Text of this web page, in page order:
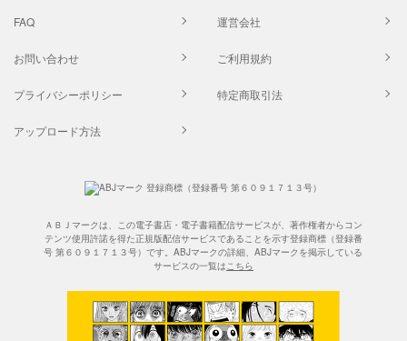
FAQ 運営会社
お問い合わせ ご利用規約
プライバシーポリシー 特定商取引法
アップロード方法
ＡＢＪマークは、この電子書店・電子書籍配信サービスが、著作権者からコン
テンツ使用許諾を得た正規版配信サービスであることを示す登録商標（登録番
号 第６０９１７１３号）です。ABJマークの詳細、ABJマークを掲示している
サービスの一覧はこちら